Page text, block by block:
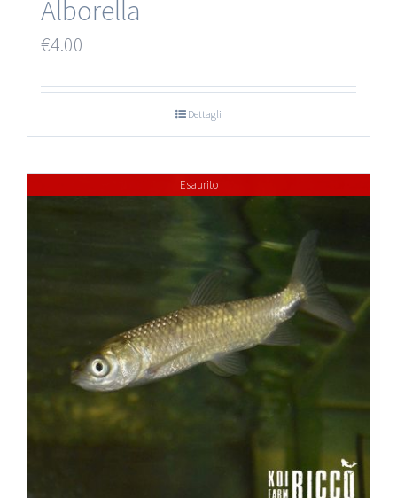
Alborella
€4.00
Dettagli
Esaurito